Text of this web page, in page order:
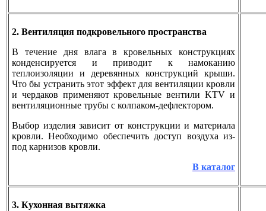
2. Вентиляция подкровельного пространства
В течение дня влага в кровельных конструкциях
конденсируется и приводит к намоканию
теплоизоляции и деревянных конструкций крыши.
Что бы устранить этот эффект для вентиляции кровли
и чердаков применяют кровельные вентили KTV и
вентиляционные трубы с колпаком-дефлектором.
Выбор изделия зависит от конструкции и материала
кровли. Необходимо обеспечить доступ воздуха из-
под карнизов кровли.
В каталог
3. Кухонная вытяжка